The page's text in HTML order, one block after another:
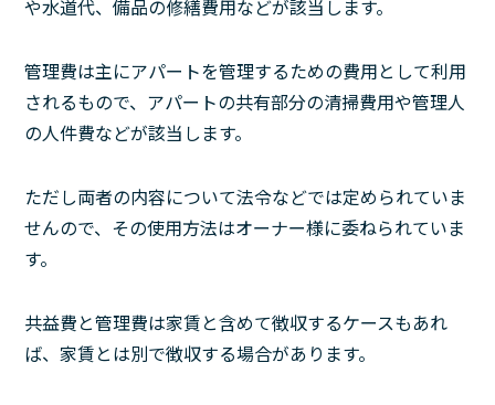
や水道代、備品の修繕費用などが該当します。
管理費は主にアパートを管理するための費用として利用
されるもので、アパートの共有部分の清掃費用や管理人
の人件費などが該当します。
ただし両者の内容について法令などでは定められていま
せんので、その使用方法はオーナー様に委ねられていま
す。
共益費と管理費は家賃と含めて徴収するケースもあれ
ば、家賃とは別で徴収する場合があります。